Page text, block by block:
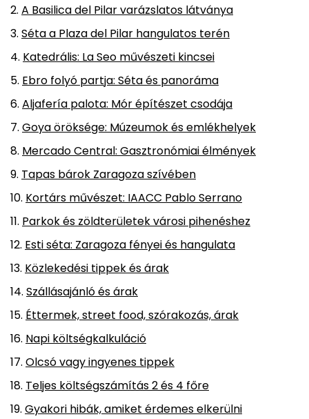
A Basilica del Pilar varázslatos látványa
Séta a Plaza del Pilar hangulatos terén
Katedrális: La Seo művészeti kincsei
Ebro folyó partja: Séta és panoráma
Aljafería palota: Mór építészet csodája
Goya öröksége: Múzeumok és emlékhelyek
Mercado Central: Gasztronómiai élmények
Tapas bárok Zaragoza szívében
Kortárs művészet: IAACC Pablo Serrano
Parkok és zöldterületek városi pihenéshez
Esti séta: Zaragoza fényei és hangulata
Közlekedési tippek és árak
Szállásajánló és árak
Éttermek, street food, szórakozás, árak
Napi költségkalkuláció
Olcsó vagy ingyenes tippek
Teljes költségszámítás 2 és 4 főre
Gyakori hibák, amiket érdemes elkerülni